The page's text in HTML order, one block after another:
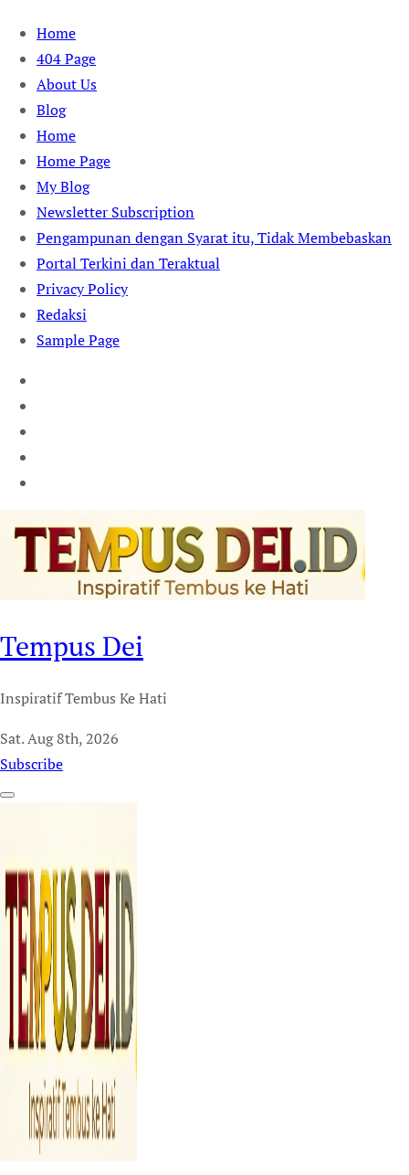
Skip
content
Home
404 Page
About Us
Blog
Home
Home Page
My Blog
Newsletter Subscription
Pengampunan dengan Syarat itu, Tidak Membebaskan
Portal Terkini dan Teraktual
Privacy Policy
Redaksi
Sample Page
Tempus Dei
Inspiratif Tembus Ke Hati
Sat. Aug 8th, 2026
Subscribe